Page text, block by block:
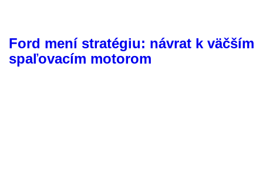
Ford mení stratégiu: návrat k väčším
spaľovacím motorom